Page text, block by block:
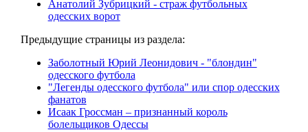
Анатолий Зубрицкий - страж футбольных
одесских ворот
Предыдущие страницы из раздела:
Заболотный Юрий Леонидович - "блондин"
одесского футбола
"Легенды одесского футбoла" или спор одесских
фанатов
Исаак Гроссман – признанный король
болельщиков Одессы